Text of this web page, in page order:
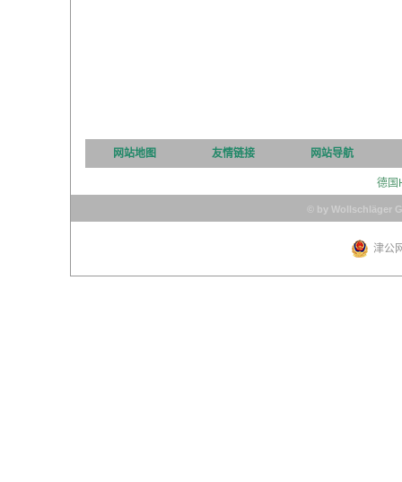
网站地图 友情链接 网站导航
德国
© by Wollschläger
津公